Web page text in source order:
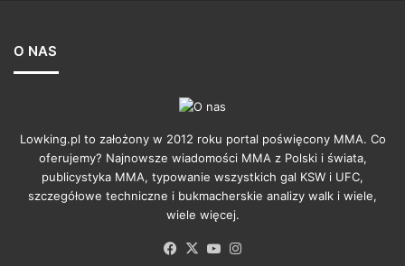
O NAS
Lowking.pl to założony w 2012 roku portal poświęcony MMA. Co
oferujemy? Najnowsze wiadomości MMA z Polski i świata,
publicystyka MMA, typowanie wszystkich gal KSW i UFC,
szczegółowe techniczne i bukmacherskie analizy walk i wiele,
wiele więcej.
Facebook
X YouTube